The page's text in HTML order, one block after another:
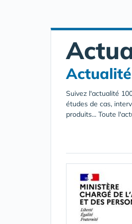
Actualité
Suivez l'actualité
études de cas,
produits... Toute